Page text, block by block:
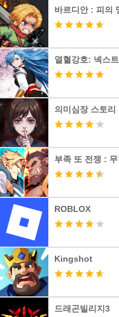
바르디안 : 피의
열혈강호: 넥스트
의미심장 스토리
부족 또 전쟁 :
ROBLOX
Kingshot
드래곤빌리지3